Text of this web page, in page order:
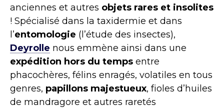
anciennes et autres objets rares et insolites
! Spécialisé dans la taxidermie et dans
l’entomologie (l’étude des insectes),
Deyrolle nous emmène ainsi dans une
expédition hors du temps entre
phacochères, félins enragés, volatiles en tous
genres, papillons majestueux, fioles d’huiles
de mandragore et autres raretés